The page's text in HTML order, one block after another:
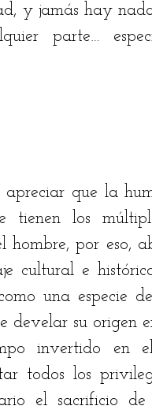
opinan
y jamás hay
parte…
apreciar que la
tienen los
por eso,
cultural e
una especie
develar su origen
invertido en
todos los
el sacrificio de